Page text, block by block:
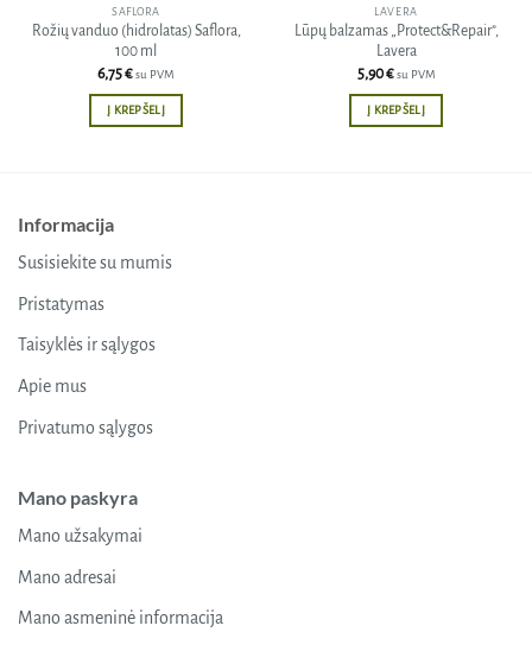
SAFLORA
Rožių vanduo (hidrolatas) Saflora,
100 ml
6,75€su PVM
Į KREPŠELĮ
LAVERA
Lūpų balzamas „Protect&Repair”,
Lavera
5,90€ su PVM
Į KREPŠELĮ
Informacija
Susisiekite su mumis
Pristatymas
Taisyklės ir sąlygos
Apie mus
Privatumo sąlygos
Mano paskyra
Mano užsakymai
Mano adresai
Mano asmeninė informacija